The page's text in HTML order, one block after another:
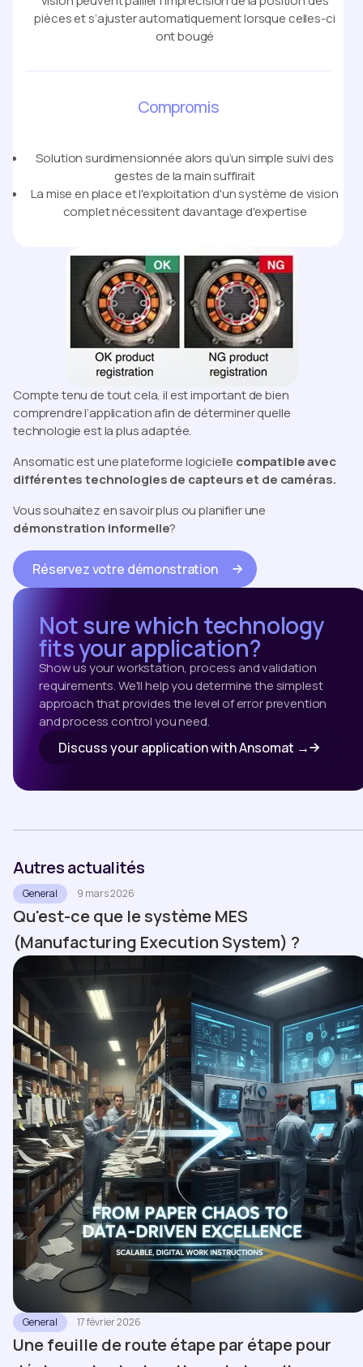
pièces et s’ajuster automatiquement lorsque celles-ci
ont bougé
Compromis
Solution surdimensionnée alors qu’un simple suivi des
gestes de la main suffirait
La mise en place et l'exploitation d'un système de vision
complet nécessitent davantage d'expertise
Compte tenu de tout cela, il est important de bien
comprendre l’application afin de déterminer quelle
technologie est la plus adaptée.
Ansomatic est une plateforme logicielle compatible avec
différentes technologies de capteurs et de caméras.
Vous souhaitez en savoir plus ou planifier une
démonstration informelle?
Réservez votre démonstration
Not sure which technology
fits your application?
Show us your workstation, process and validation
requirements. We'll help you determine the simplest
approach that provides the level of error prevention
and process control you need.
Discuss your application with Ansomat →
Autres actualités
General 9 mars 2026
Qu'est-ce que le système MES
(Manufacturing Execution System) ?
General 17 février 2026
Une feuille de route étape par étape pour